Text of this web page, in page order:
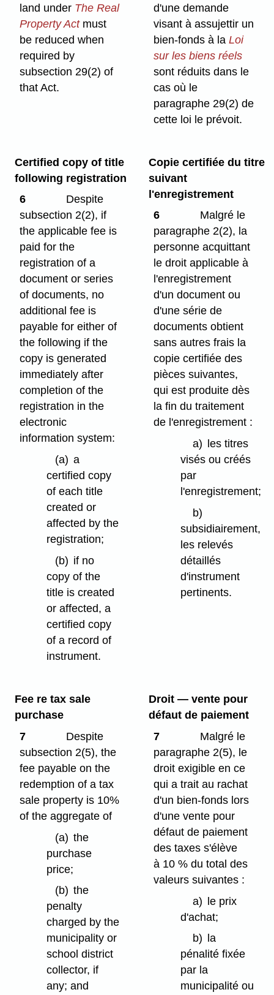
land under The Real
Property Actmust
be reduced when
required by
subsection 29(2) of
that Act.
d'une demande
visant à assujettir un
bien-fonds à laLoi
sur les biens réels
sont réduits dans le
cas où le
paragraphe 29(2) de
cette loi le prévoit.
Certified copy of title
following registration
6
Despite
subsection 2(2), if
the applicable fee is
paid for the
registration of a
document or series
of documents, no
additional fee is
payable for either of
the following if the
copy is generated
immediately after
completion of the
registration in the
electronic
information system:
(a) a
certified copy
of each title
created or
affected by the
registration;
(b) if no
copy of the
title is created
or affected, a
certified copy
of a record of
instrument.
Copie certifiée du titre
suivant
l'enregistrement
6
Malgré le
paragraphe 2(2), la
personne acquittant
le droit applicable à
l'enregistrement
d'un document ou
d'une série de
documents obtient
sans autres frais la
copie certifiée des
pièces suivantes,
qui est produite dès
la fin du traitement
de l'enregistrement :
a)
les titres
visés ou créés
par
l'enregistrement;
b)
subsidiairement,
les relevés
détaillés
d'instrument
pertinents.
Fee re tax sale
purchase
7
Despite
subsection 2(5), the
fee payable on the
redemption of a tax
sale property is 10%
of the aggregate of
(a) the
purchase
price;
(b) the
penalty
charged by the
municipality or
school district
collector, if
any; and
Droit — vente pour
défaut de paiement
7
Malgré le
paragraphe 2(5), le
droit exigible en ce
qui a trait au rachat
d'un bien-fonds lors
d'une vente pour
défaut de paiement
des taxes s'élève
à 10 % du total des
valeurs suivantes :
a) le prix
d'achat;
b)
la
pénalité fixée
par la
municipalité ou